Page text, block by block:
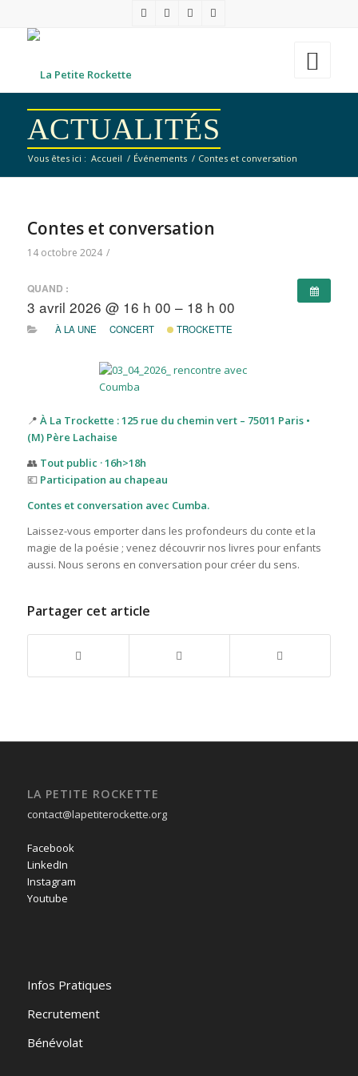
ACTUALITÉS
Vous êtes ici : Accueil / Événements / Contes et conversation
Contes et conversation
14 octobre 2024 /
QUAND :
3 avril 2026 @ 16 h 00 – 18 h 00
À LA UNE CONCERT TROCKETTE
📍 À La Trockette : 125 rue du chemin vert – 75011 Paris •
(M) Père Lachaise
👥Tout public · 16h>18h
💶Participation au chapeau
Contes et conversation avec Cumba.
Laissez-vous emporter dans les profondeurs du conte et la
magie de la poésie ; venez découvrir nos livres pour enfants
aussi. Nous serons en conversation pour créer du sens.
Partager cet article
LA PETITE ROCKETTE
contact@lapetiterockette.org
Facebook
LinkedIn
Instagram
Youtube
Infos Pratiques
Recrutement
Bénévolat